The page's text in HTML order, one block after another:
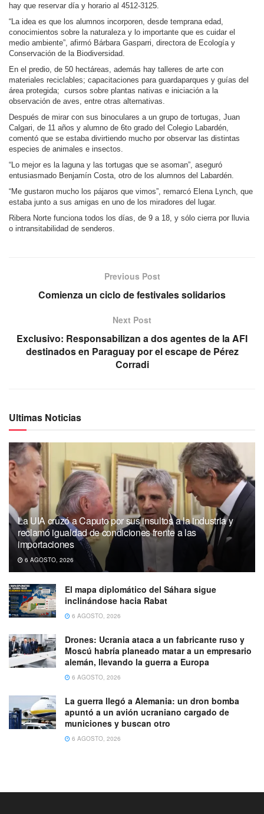
hay que reservar día y horario al 4512-3125.
“La idea es que los alumnos incorporen, desde temprana edad,
conocimientos sobre la naturaleza y lo importante que es cuidar el
medio ambiente”, afirmó Bárbara Gasparri, directora de Ecología y
Conservación de la Biodiversidad.
En el predio, de 50 hectáreas, además hay talleres de arte con
materiales reciclables; capacitaciones para guardaparques y guías del
área protegida; cursos sobre plantas nativas e iniciación a la
observación de aves, entre otras alternativas.
Después de mirar con sus binoculares a un grupo de tortugas, Juan
Calgari, de 11 años y alumno de 6to grado del Colegio Labardén,
comentó que se estaba divirtiendo mucho por observar las distintas
especies de animales e insectos.
“Lo mejor es la laguna y las tortugas que se asoman”, aseguró
entusiasmado Benjamín Costa, otro de los alumnos del Labardén.
“Me gustaron mucho los pájaros que vimos”, remarcó Elena Lynch, que
estaba junto a sus amigas en uno de los miradores del lugar.
Ribera Norte funciona todos los días, de 9 a 18, y sólo cierra por lluvia
o intransitabilidad de senderos.
Previous Post
Comienza un ciclo de festivales solidarios
Next Post
Exclusivo: Responsabilizan a dos agentes de la AFI
destinados en Paraguay por el escape de Pérez
Corradi
Ultimas Noticias
La UIA cruzó a Caputo por sus insultos a la industria y
reclamó igualdad de condiciones frente a las
importaciones
6 AGOSTO, 2026
El mapa diplomático del Sáhara sigue
inclinándose hacia Rabat
6 AGOSTO, 2026
Drones: Ucrania ataca a un fabricante ruso y
Moscú habría planeado matar a un empresario
alemán, llevando la guerra a Europa
6 AGOSTO, 2026
La guerra llegó a Alemania: un dron bomba
apuntó a un avión ucraniano cargado de
municiones y buscan otro
6 AGOSTO, 2026